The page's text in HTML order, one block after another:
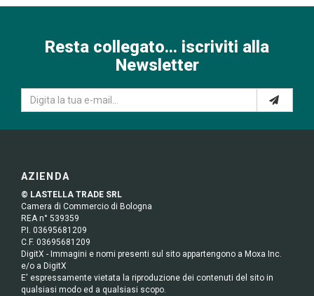
Resta collegato... iscriviti alla
Newsletter
AZIENDA
© LASTELLA TRADE SRL
Camera di Commercio di Bologna
REA n° 539359
P.I. 03695681209
C.F. 03695681209
DigitX - Immagini e nomi presenti sul sito appartengono a Moxa Inc.
e/o a DigitX
E' espressamente vietata la riproduzione dei contenuti del sito in
qualsiasi modo ed a qualsiasi scopo.